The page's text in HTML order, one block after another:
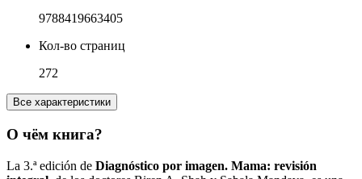
9788419663405
Кол-во страниц
272
Все характеристики
О чём книга?
La 3.ª edición de Diagnóstico por imagen. Mama: revisión